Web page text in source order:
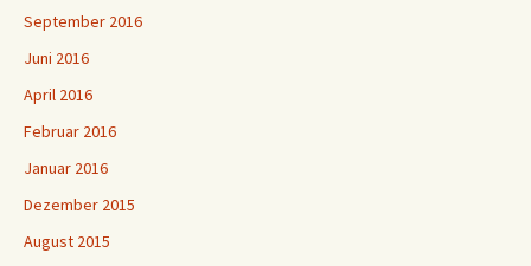
September 2016
Juni 2016
April 2016
Februar 2016
Januar 2016
Dezember 2015
August 2015